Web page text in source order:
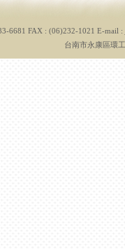
6681 FAX : (06)232-1021 E-mail :
台南市永康區環